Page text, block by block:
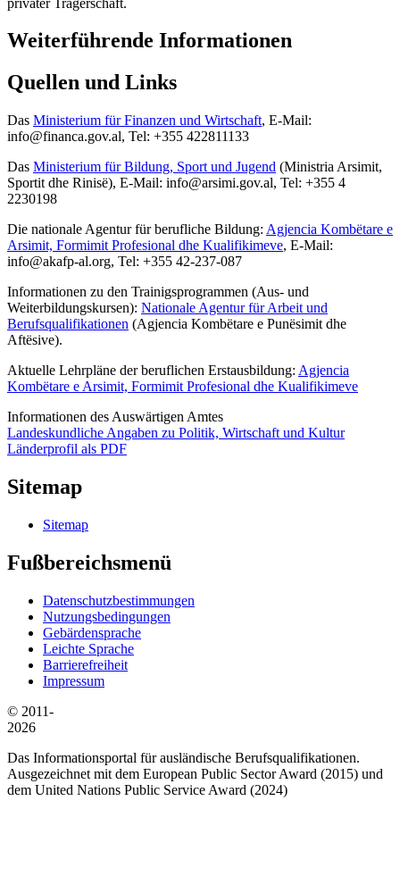
Weiterführende Informationen
Quellen und Links
Das Ministerium für Finanzen und Wirtschaft, E-Mail:
info@financa.gov.al, Tel: +355 422811133
Das Ministerium für Bildung, Sport und Jugend (Ministria Arsimit,
Sportit dhe Rinisë), E-Mail: info@arsimi.gov.al, Tel: +355 4
2230198
Die nationale Agentur für berufliche Bildung: Agjencia Kombëtare e
Arsimit, Formimit Profesional dhe Kualifikimeve, E-Mail:
info@akafp-al.org, Tel: +355 42-237-087
Informationen zu den Trainigsprogrammen (Aus- und
Weiterbildungskursen): Nationale Agentur für Arbeit und
Berufsqualifikationen (Agjencia Kombëtare e Punësimit dhe
Aftësive).
Aktuelle Lehrpläne der beruflichen Erstausbildung: Agjencia
Kombëtare e Arsimit, Formimit Profesional dhe Kualifikimeve
Informationen des Auswärtigen Amtes
Landeskundliche Angaben zu Politik, Wirtschaft und Kultur
Länderprofil als PDF
Sitemap
Sitemap
Fußbereichsmenü
Datenschutzbestimmungen
Nutzungsbedingungen
Gebärdensprache
Leichte Sprache
Barrierefreiheit
Impressum
© 2011-
2026
Das Informationsportal für ausländische Berufsqualifikationen.
Ausgezeichnet mit dem European Public Sector Award (2015) und
dem United Nations Public Service Award (2024)